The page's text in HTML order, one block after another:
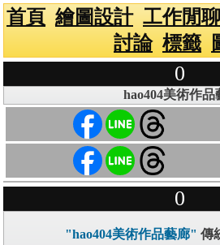
首頁 繪圖設計 工作閒聊
討論 標籤
0
hao404美術作品
0
"hao404美術作品藝廊" 傳